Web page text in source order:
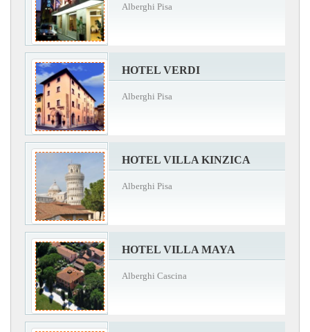
Alberghi Pisa
HOTEL VERDI
Alberghi Pisa
HOTEL VILLA KINZICA
Alberghi Pisa
HOTEL VILLA MAYA
Alberghi Cascina